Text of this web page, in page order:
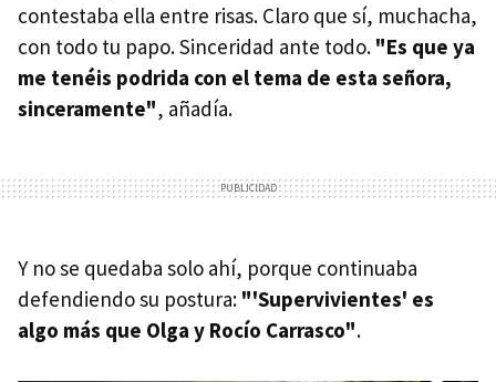
contestaba ella entre risas. Claro que sí, muchacha,
con todo tu papo. Sinceridad ante todo. "Es que ya
me tenéis podrida con el tema de esta señora,
sinceramente", añadía.
Y no se quedaba solo ahí, porque continuaba
defendiendo su postura: "'Supervivientes' es
algo más que Olga y Rocío Carrasco".